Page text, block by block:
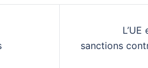
sanctions